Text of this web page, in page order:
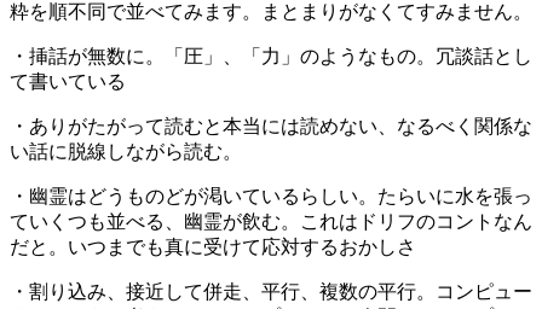
粋を順不同で並べてみます。まとまりがなくてすみません。
・挿話が無数に。「圧」、「力」のようなもの。冗談話とし
て書いている
・ありがたがって読むと本当には読めない、なるべく関係な
い話に脱線しながら読む。
・幽霊はどうものどが渇いているらしい。たらいに水を張っ
ていくつも並べる、幽霊が飲む。これはドリフのコントなん
だと。いつまでも真に受けて応対するおかしさ
・割り込み、接近して併走、平行、複数の平行。コンピュー